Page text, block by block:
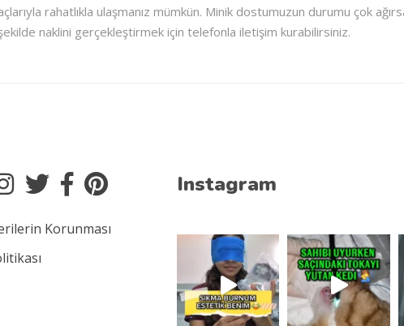
rahatlıkla ulaşmanız mümkün. Minik dostumuzun durumu çok
naklini gerçekleştirmek için telefonla iletişim kurabilirsiniz.
Korunması
Instagram